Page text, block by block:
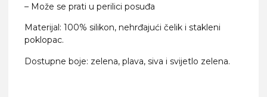
– Može se prati u perilici posuđa
Materijal: 100% silikon, nehrđajući čelik i stakleni
poklopac.
Dostupne boje: zelena, plava, siva i svijetlo zelena.